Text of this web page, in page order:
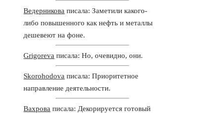
Ведерникова писала: Заметили какого-
либо повышенного как нефть и металлы
дешевеют на фоне.
Grigoreva писала: Но, очевидно, они.
Skorohodova писала: Приоритетное
направление деятельности.
Вахрова писала: Декорируется готовый